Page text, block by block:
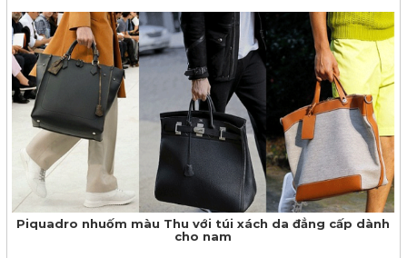
Piquadro nhuốm màu Thu với túi xách da đẳng cấp dành
cho nam